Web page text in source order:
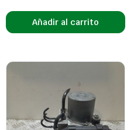
Añadir al carrito